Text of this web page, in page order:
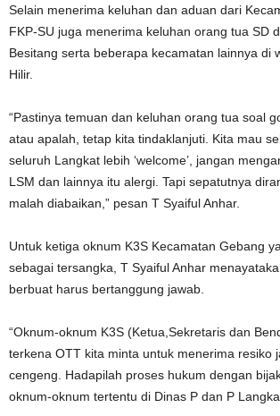
Selain menerima keluhan dan aduan dari
FKP-SU juga menerima keluhan orang tua SD
Besitang serta beberapa kecamatan lainnya di
Hilir.
“Pastinya temuan dan keluhan orang tua soal
atau apalah, tetap kita tindaklanjuti. Kita mau
seluruh Langkat lebih ‘welcome’, jangan
LSM dan lainnya itu alergi. Tapi sepatutnya
malah diabaikan,” pesan T Syaiful Anhar.
Untuk ketiga oknum K3S Kecamatan Gebang
sebagai tersangka, T Syaiful Anhar
berbuat harus bertanggung jawab.
“Oknum-oknum K3S (Ketua,Sekretaris dan
terkena OTT kita minta untuk menerima resiko
cengeng. Hadapilah proses hukum dengan
oknum-oknum tertentu di Dinas P dan P